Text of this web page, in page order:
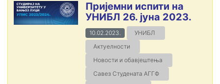
Пријемни испити на
УНИБЛ 26. јуна 2023.
10.02.2023.
УНИБЛ
Актуелности
Новости и обавјештења
Савез Студената АГГФ